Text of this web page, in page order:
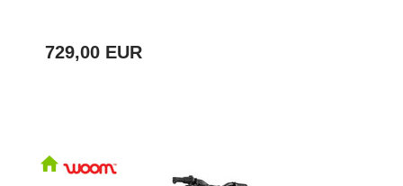
729,00 EUR